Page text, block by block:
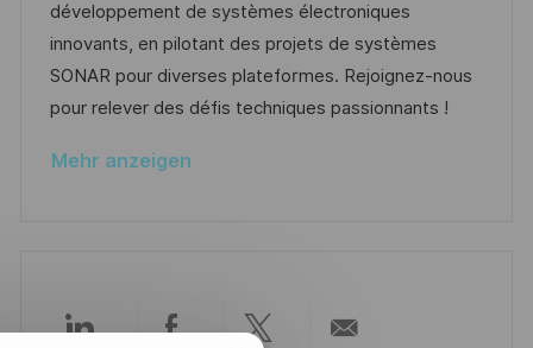
g
e
r
V
e
ö
t
r
i
e
développement de systèmes électroniques
innovants, en pilotant des projets de systèmes
SONAR pour diverses plateformes. Rejoignez-nous
pour relever des défis techniques passionnants !
Mehr anzeigen